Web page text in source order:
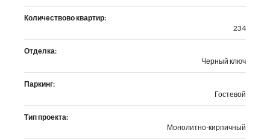
Количествово квартир:
234
Отделка:
Черный ключ
Паркинг:
Гостевой
Тип проекта:
Монолитно-кирпичный